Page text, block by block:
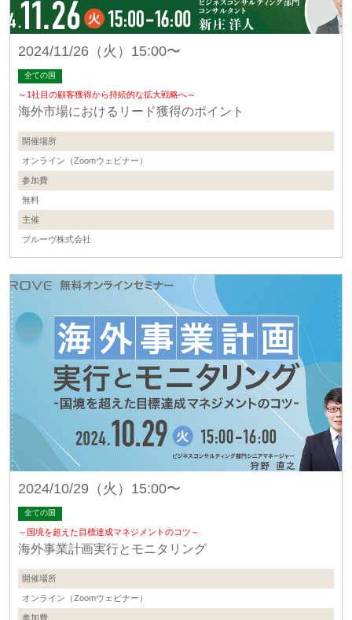
2024/11/26（火）15:00〜
全ての国
～1社目の顧客獲得から持続的な拡大戦略へ～
海外市場におけるリード獲得のポイント
開催場所
オンライン（Zoomウェビナー）
参加費
無料
主催
プルーヴ株式会社
2024/10/29（火）15:00〜
全ての国
～国境を超えた目標達成マネジメントのコツ～
海外事業計画実行とモニタリング
開催場所
オンライン（Zoomウェビナー）
参加費